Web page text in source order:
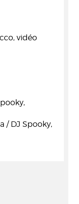
vidéo
/ DJ Spooky,